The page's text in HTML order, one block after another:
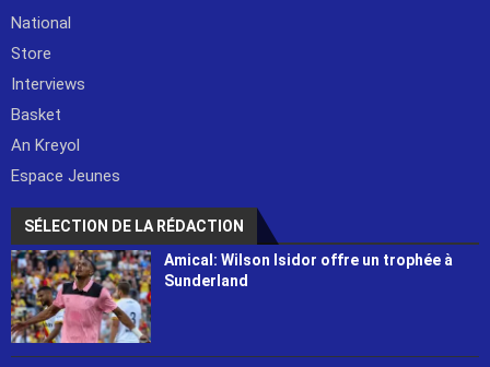
National
Store
Interviews
Basket
An Kreyol
Espace Jeunes
SÉLECTION DE LA RÉDACTION
Amical: Wilson Isidor offre un trophée à
Sunderland